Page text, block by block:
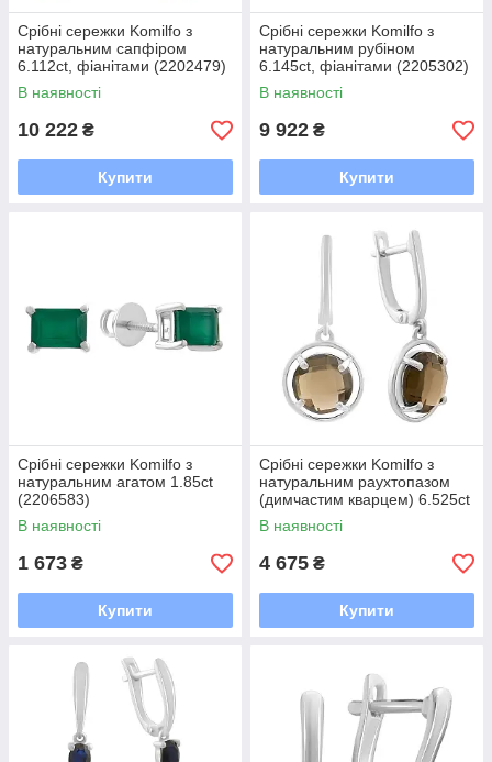
Срібні сережки Komilfo з
натуральним сапфіром
6.112ct, фіанітами (2202479)
В наявності
10 222 ₴
Купити
Срібні сережки Komilfo з
натуральним рубіном
6.145ct, фіанітами (2205302)
В наявності
9 922 ₴
Купити
Срібні сережки Komilfo з
натуральним агатом 1.85ct
(2206583)
В наявності
1 673 ₴
Купити
Срібні сережки Komilfo з
натуральним раухтопазом
(димчастим кварцем) 6.525ct
(2207283)
В наявності
4 675 ₴
Купити